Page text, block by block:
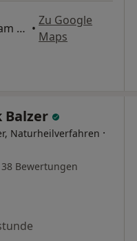
Langstraße 53, Bad Soden am Taunus •
Zu Google
Maps
Balzer
Naturheilverfahren ·
38 Bewertungen